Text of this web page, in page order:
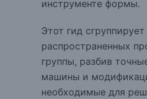
инструменте формы.
Этот гид сгруппирует
распространенных
группы, разбив
машины и
необходимые для